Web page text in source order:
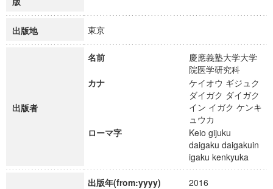
出版地 東京
出版者
名前
慶應義塾大学大学
院医学研究科
カナ
ケイオウ ギジュク
ダイガク ダイガク
イン イガク ケンキ
ュウカ
ローマ字
Keio gijuku
daigaku daigakuin
igaku kenkyuka
出版年(from:yyyy)
2016